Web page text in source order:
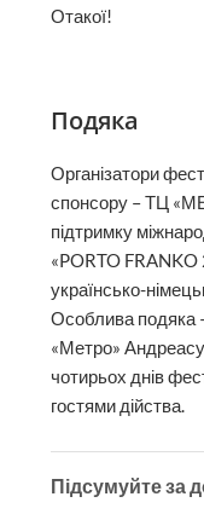
Отакої!
Подяка
Організатори
спонсору – ТЦ
підтримку
«PORTO FRANKO
українсько-
Особлива подяка
«Метро»
чотирьох днів
гостями дійства.
Підсумуйте за